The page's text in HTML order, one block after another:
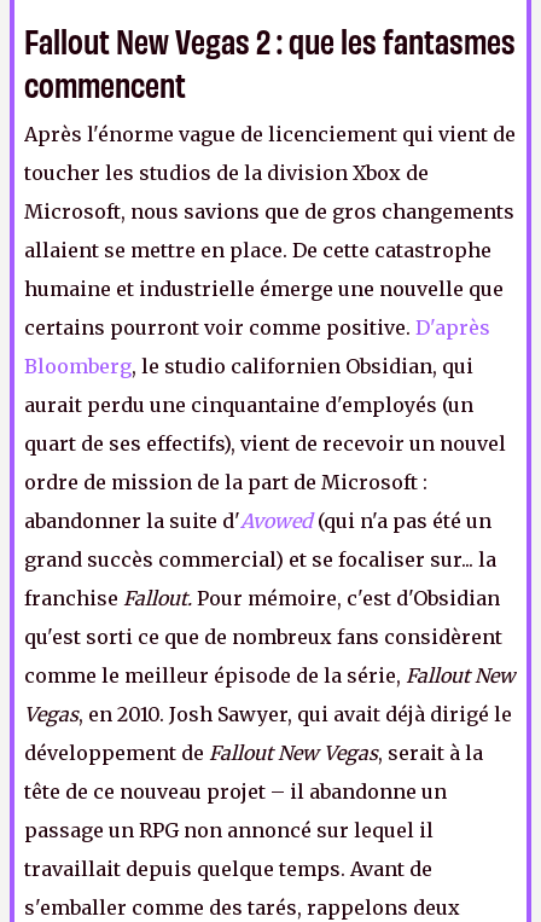
Fallout New Vegas 2 : que les fantasmes
commencent
Après l'énorme vague de licenciement qui vient de
toucher les studios de la division Xbox de
Microsoft, nous savions que de gros changements
allaient se mettre en place. De cette catastrophe
humaine et industrielle émerge une nouvelle que
certains pourront voir comme positive. D'après
Bloomberg, le studio californien Obsidian, qui
aurait perdu une cinquantaine d'employés (un
quart de ses effectifs), vient de recevoir un nouvel
ordre de mission de la part de Microsoft :
abandonner la suite d'Avowed(qui n'a pas été un
grand succès commercial) et se focaliser sur... la
franchise Fallout. Pour mémoire, c'est d'Obsidian
qu'est sorti ce que de nombreux fans considèrent
comme le meilleur épisode de la série, Fallout New
Vegas, en 2010. Josh Sawyer, qui avait déjà dirigé le
développement de Fallout New Vegas, serait à la
tête de ce nouveau projet – il abandonne un
passage un RPG non annoncé sur lequel il
travaillait depuis quelque temps. Avant de
s'emballer comme des tarés, rappelons deux